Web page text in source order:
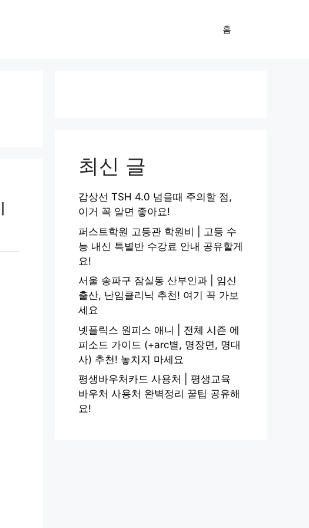
홈
최신 글
갑상선 TSH 4.0 넘을때 주의할 점,
이거 꼭 알면 좋아요!
퍼스트학원 고등관 학원비 | 고등 수
능 내신 특별반 수강료 안내 공유할게
요!
서울 송파구 잠실동 산부인과 | 임신
출산, 난임클리닉 추천! 여기 꼭 가보
세요
넷플릭스 원피스 애니 | 전체 시즌 에
피소드 가이드 (+arc별, 명장면, 명대
사) 추천! 놓치지 마세요
평생바우처카드 사용처 | 평생교육
바우처 사용처 완벽정리 꿀팁 공유해
요!